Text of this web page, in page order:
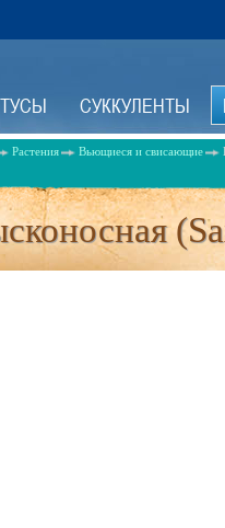
СУККУЛЕНТЫ
Растения Вьющиеся и свисающие